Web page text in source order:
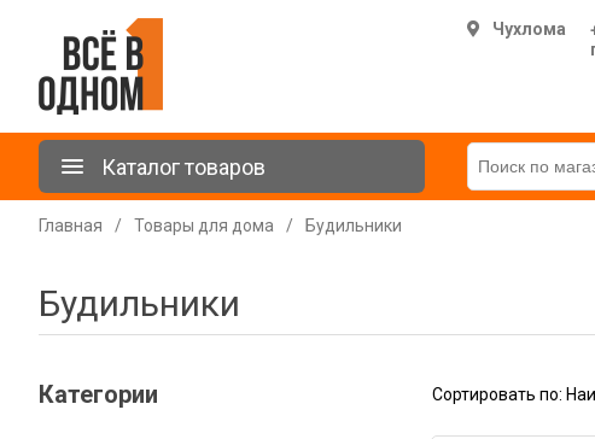
Чухлома
Каталог товаров
Главная / Товары для дома / Будильники
Будильники
Категории Сортировать по: